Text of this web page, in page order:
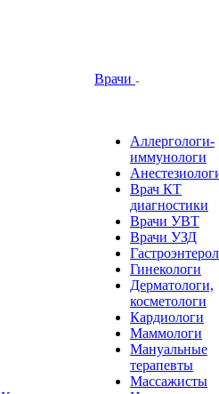
Врачи
Аллергологи-
иммунологи
Врач КТ
диагностики
Врачи УВТ
Врачи УЗД
Гинекологи
Дерматологи,
косметологи
Кардиологи
Маммологи
Мануальные
терапевты
Массажисты